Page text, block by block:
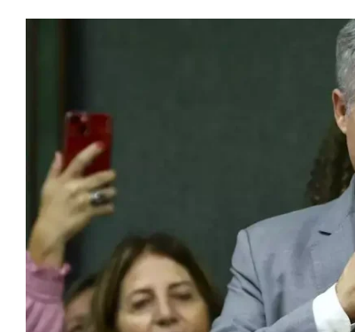
Menu